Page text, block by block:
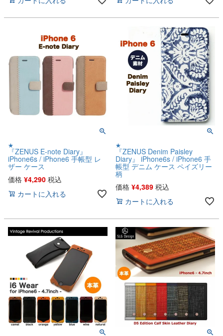
★
『ZENUS E-note Diary』
iPhone6s / iPhone6 手帳型 レ
ザー ケース
価格 ¥4,290 税込
カートに入れる
★
『ZENUS Denim Paisley
Diary』 iPhone6s / iPhone6 手
帳型 デニム ケース ペイズリー
柄
価格 ¥4,389 税込
カートに入れる